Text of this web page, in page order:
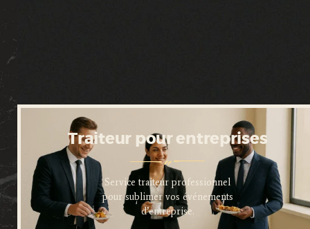
Traiteur pour entreprises
Service traiteur professionnel
pour sublimer vos événements
d’entreprise.